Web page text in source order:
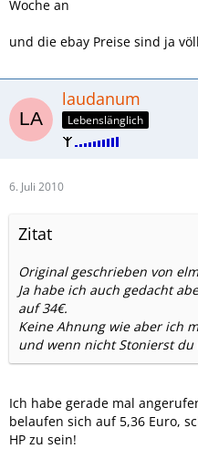
Woche an
und die ebay Preise sind ja
laudanum
Lebenslänglich
6. Juli 2010
Zitat
Original geschrieben von
Ja habe ich auch gedacht
auf 34€.
Keine Ahnung wie aber ich
und wenn nicht Stonierst du
Ich habe gerade mal
belaufen sich auf 5,36 Euro,
HP zu sein!